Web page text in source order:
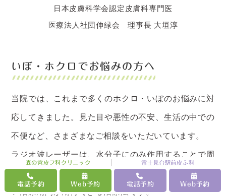
森の宮皮フ科クリニック 富士見台駅前皮ふ科
電話予約 Web予約 電話予約 Web予約
日本皮膚科学会認定皮膚科専門医
医療法人社団伸緑会 理事長 大垣淳
いぼ・ホクロでお悩みの方へ
当院では、これまで多くのホクロ・いぼのお悩みに対
応してきました。見た目や悪性の不安、生活の中での
不便など、さまざまなご相談をいただいています。
ラジオ波レーザーは、水分子にのみ作用することで周
囲組織へのダメージを抑え、従来のレーザーよりも短
い治療期間が期待できる治療法です。